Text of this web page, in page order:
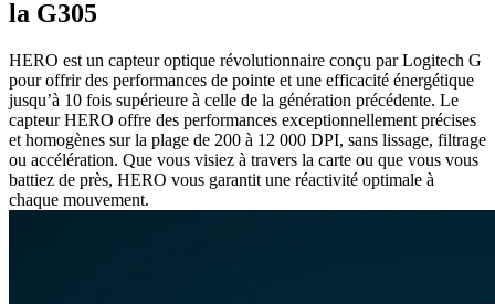
la G305
HERO est un capteur optique révolutionnaire conçu par Logitech G
pour offrir des performances de pointe et une efficacité énergétique
jusqu’à 10 fois supérieure à celle de la génération précédente. Le
capteur HERO offre des performances exceptionnellement précises
et homogènes sur la plage de 200 à 12 000 DPI, sans lissage, filtrage
ou accélération. Que vous visiez à travers la carte ou que vous vous
battiez de près, HERO vous garantit une réactivité optimale à
chaque mouvement.